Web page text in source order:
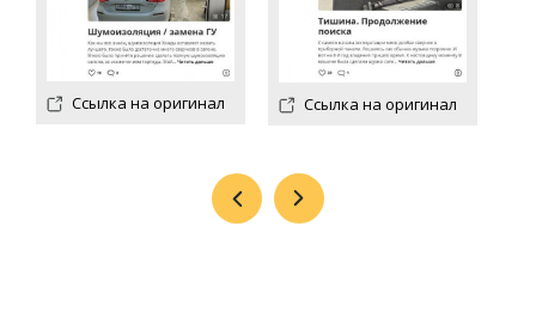
Ссылка на оригинал Ссылка на оригинал